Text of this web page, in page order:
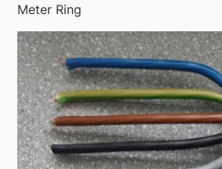
Meter Ring